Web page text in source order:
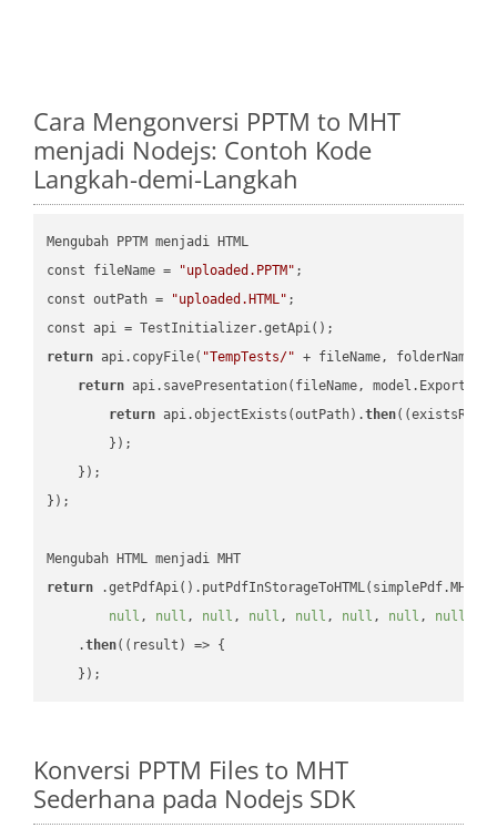
Cara Mengonversi PPTM to MHT
menjadi Nodejs: Contoh Kode
Langkah-demi-Langkah
Mengubah PPTM menjadi HTML
const fileName =
"uploaded.PPTM" ;
const outPath =
"uploaded.HTML" ;
return api.copyFile( "TempTests/" + fileName, folderName +
return api.savePresentation(fileName,
return api.objectExists(outPath).then(
        });
    });
});
return
null , null , null , null , null , null , null , null
    .
then( (result) => {
Konversi PPTM Files to MHT
Sederhana pada Nodejs SDK